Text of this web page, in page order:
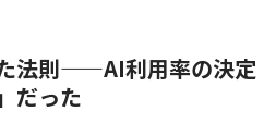
法則——AI利用率の決定
だった